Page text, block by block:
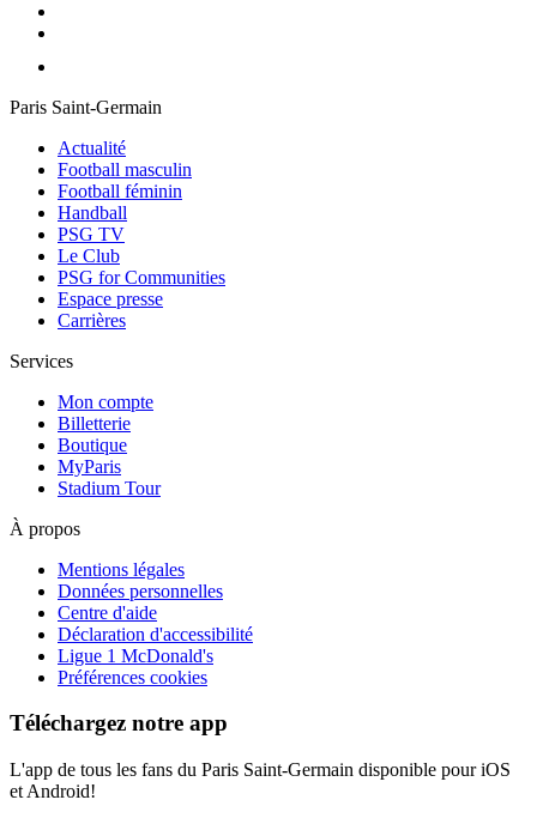
Paris Saint-Germain
Actualité
Football masculin
Football féminin
Handball
PSG TV
Le Club
PSG for Communities
Espace presse
Carrières
Services
Mon compte
Billetterie
Boutique
MyParis
Stadium Tour
À propos
Mentions légales
Données personnelles
Centre d'aide
Déclaration d'accessibilité
Ligue 1 McDonald's
Préférences cookies
Téléchargez notre app
L'app de tous les fans du Paris Saint-Germain disponible pour iOS
et Android!